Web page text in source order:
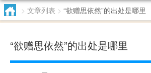
> 文章列表 > “欲赠思依然”的出处是哪里
“欲赠思依然”的出处是哪里